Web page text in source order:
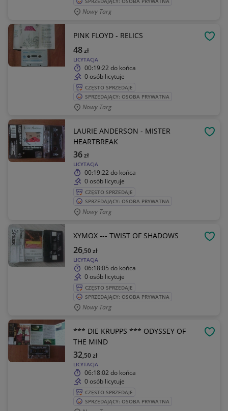
Nowy Targ
PINK FLOYD - RELICS
LICYTACJA
48zł
00:19:22 do końca
0 osób licytuje
CZĘSTO SPRZEDAJE
SPRZEDAJĄCY: OSOBA PRYWATNA
Nowy Targ
LAURIE ANDERSON - MISTER
HEARTBREAK
LICYTACJA
36zł
00:19:22 do końca
0 osób licytuje
CZĘSTO SPRZEDAJE
SPRZEDAJĄCY: OSOBA PRYWATNA
Nowy Targ
XYMOX --- TWIST OF SHADOWS
LICYTACJA
26,50zł
06:18:05 do końca
0 osób licytuje
CZĘSTO SPRZEDAJE
SPRZEDAJĄCY: OSOBA PRYWATNA
Nowy Targ
*** DIE KRUPPS *** ODYSSEY OF
THE MIND
LICYTACJA
32,50zł
06:18:02 do końca
0 osób licytuje
CZĘSTO SPRZEDAJE
SPRZEDAJĄCY: OSOBA PRYWATNA